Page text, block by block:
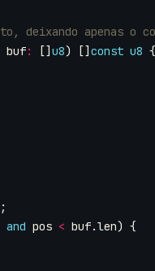
buf: [] u8) [] const u8 {
;
and pos < buf.len) {